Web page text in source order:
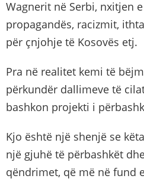
Wagnerit në Serbi, nxitjen
propagandës, racizmit,
për çnjohje të Kosovës etj.
Pra në realitet kemi të
përkundër dallimeve të
bashkon projekti i
Kjo është një shenjë se
një gjuhë të përbashkët
qëndrimet, që më në fund